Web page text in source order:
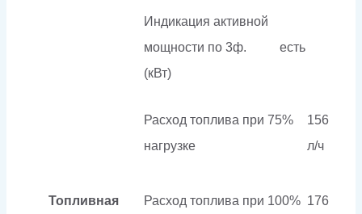
Индикация активной
мощности по 3ф.
(кВт)
есть
Топливная
Расход топлива при 75%
нагрузке
156
л/ч
Расход топлива при 100% 176